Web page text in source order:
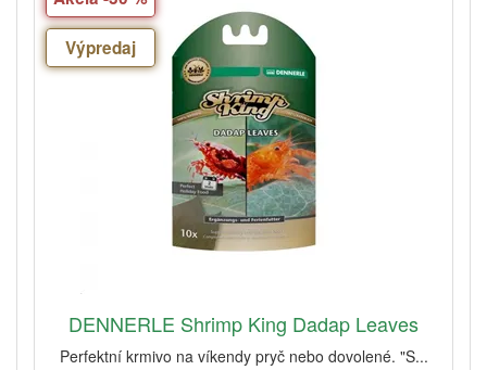
Výpredaj
DENNERLE Shrimp King Dadap Leaves
Perfektní krmivo na víkendy pryč nebo dovolené. "S...